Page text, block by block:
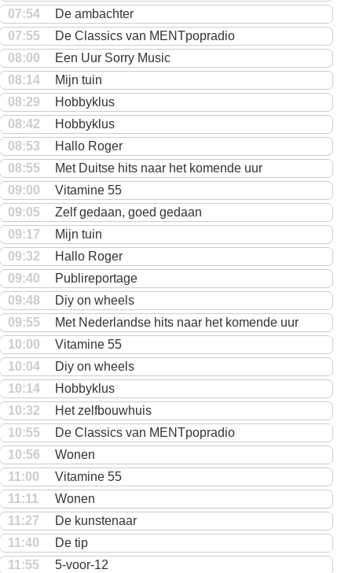
07:54
De ambachter
07:55
De Classics van MENTpopradio
08:00
Een Uur Sorry Music
08:14
Mijn tuin
08:29
Hobbyklus
08:42
Hobbyklus
08:53
Hallo Roger
08:55
Met Duitse hits naar het komende uur
09:00
Vitamine 55
09:05
Zelf gedaan, goed gedaan
09:17
Mijn tuin
09:32
Hallo Roger
09:40
Publireportage
09:48
Diy on wheels
09:55
Met Nederlandse hits naar het komende uur
10:00
Vitamine 55
10:04
Diy on wheels
10:14
Hobbyklus
10:32
Het zelfbouwhuis
10:55
De Classics van MENTpopradio
10:56
Wonen
11:00
Vitamine 55
11:11
Wonen
11:27
De kunstenaar
11:40
De tip
11:55
5-voor-12